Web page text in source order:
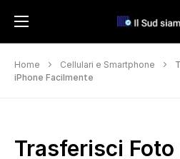
Home Cellulari e Smartphone
iPhone Facilmente
Trasferisci